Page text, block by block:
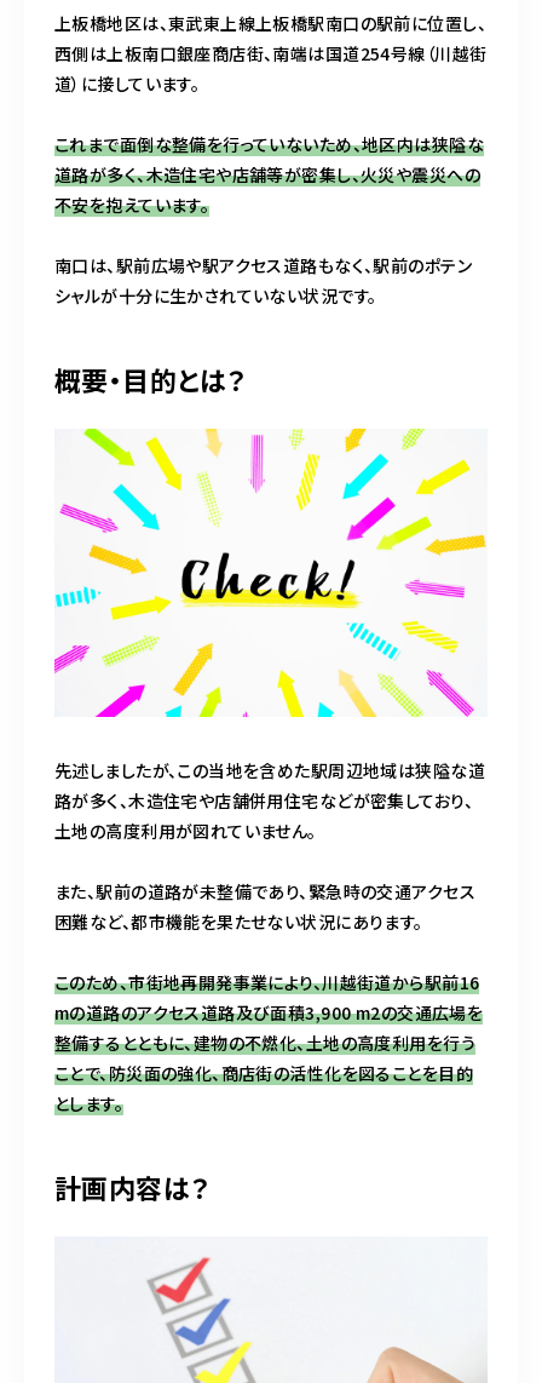
上板橋地区は、東武東上線上板橋駅南口の駅前に位置し、
西側は上板南口銀座商店街、南端は国道254号線（川越街
道）に接しています。
これまで面倒な整備を行っていないため、地区内は狭隘な
道路が多く、木造住宅や店舗等が密集し、火災や震災への
不安を抱えています。
南口は、駅前広場や駅アクセス道路もなく、駅前のポテン
シャルが十分に生かされていない状況です。
概要・目的とは？
先述しましたが、この当地を含めた駅周辺地域は狭隘な道
路が多く、木造住宅や店舗併用住宅などが密集しており、
土地の高度利用が図れていません。
また、駅前の道路が未整備であり、緊急時の交通アクセス
困難など、都市機能を果たせない状況にあります。
このため、市街地再開発事業により、川越街道から駅前16
mの道路のアクセス道路及び面積3,900 m2の交通広場を
整備するとともに、建物の不燃化、土地の高度利用を行う
ことで、防災面の強化、商店街の活性化を図ることを目的
とします。
計画内容は？